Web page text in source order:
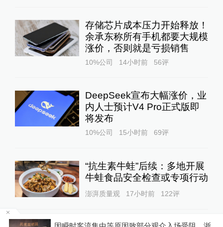
存储芯片成本压力开始释放！
余承东称所有手机都要大规模
涨价，否则就是亏损销售
10%公司 14小时前 56评
DeepSeek宣布大幅涨价，业
内人士预计V4 Pro正式版即
将发布
10%公司 15小时前 69评
“抗生素牛蛙”后续：多地开展
牛蛙食品安全检查或专项行动
澎湃质量观 17小时前 122评